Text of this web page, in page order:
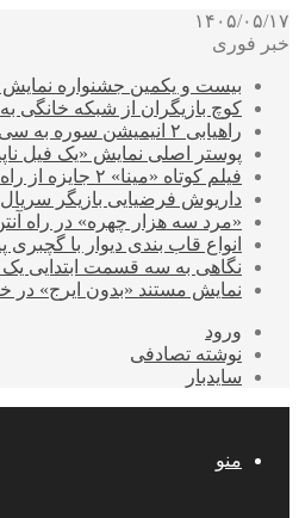
۱۴۰۵/۰۵/۱۷
خبر فوری
بیست و یکمین جشنواره
کوچ بازیگران از شبکه
راهیابی ۲ انیمیشن سوره به سی‌امین جشنواره فیلم رود آیلند
پوستر اصلی نمایش «یک فیل
فیلم کوتاه «مینا» ۲ جایزه از راه ابریشم گرفت؛ پوستر منتشر شد
داریوش فرضیایی بازیگر
«مرد سه هزار چهره» در راه
انواع قاب بندی دیوار با
نگاهی به سه قسمت ابتدایی
نمایش مستند «بدون ایرج» در
ورود
نوشته تصادفی
سایدبار
منو